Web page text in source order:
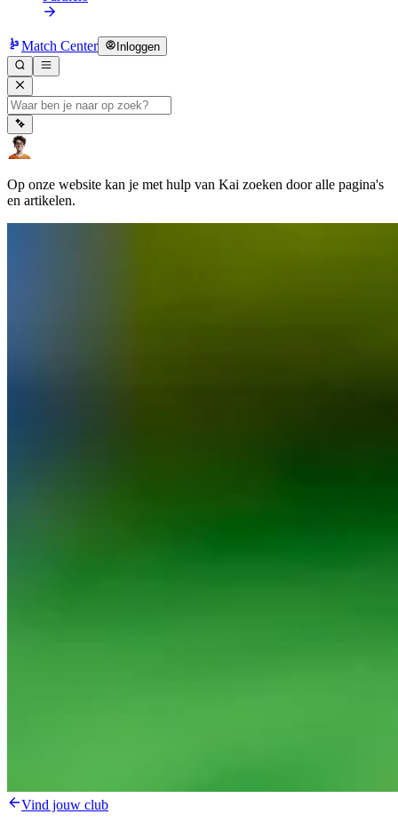
Match Center Inloggen
Op onze website kan je met hulp van Kai zoeken door alle pagina's
en artikelen.
Vind jouw club